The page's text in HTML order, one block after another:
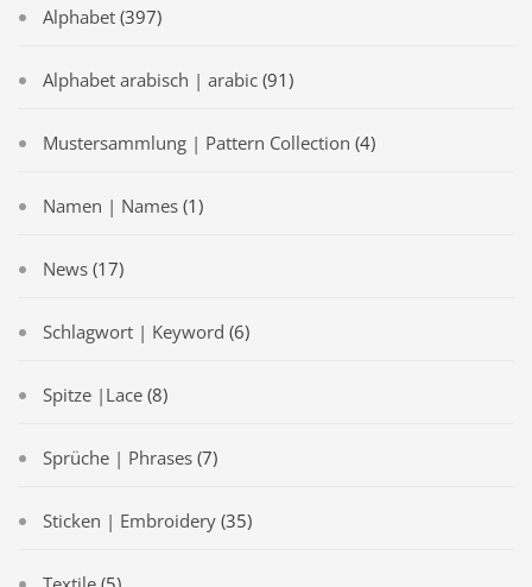
Alphabet (397)
Alphabet arabisch | arabic (91)
Mustersammlung | Pattern Collection (4)
Namen | Names (1)
News (17)
Schlagwort | Keyword (6)
Spitze |Lace (8)
Sprüche | Phrases (7)
Sticken | Embroidery (35)